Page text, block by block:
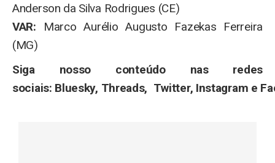
Anderson da Silva Rodrigues (CE)
VAR: Marco Aurélio Augusto Fazekas Ferreira
(MG)
Siga nosso conteúdo nas redes
sociais: Bluesky, Threads, Twitter, Instagram e